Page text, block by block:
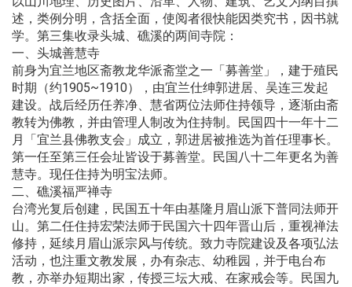
述，类例分明，含括全面，使阅者很快能因类究书，因书就
学。第三集收录头城、礁溪的两间寺院：
一、头城善慧寺
前身为宜兰地区斋教龙华派斋堂之一「募善堂」，建于殖民
时期（约1905~1910），由宜兰仕绅郭进居、吴连三发起
建设。战后经历任养净、慧省两位法师住持领导，逐渐由斋
教转为佛教，并由管理人制改为住持制。民国四十一年十二
月「宜兰县佛教支会」成立，郭进居被推选为首任理事长。
第一任至第三任会址皆设于募善堂。民国八十二年更名为善
慧寺。现任住持为明宝法师。
二、礁溪福严禅寺
台湾光复后创建，民国五十年由基隆月眉山派下普同法师开
山。第二任住持宏荣法师于民国六十四年晋山后，重视禅法
修持，延续月眉山派宗风与传统。致力寺院建设及各项弘法
活动，也注重文教发展，办有杂志、幼稚园，并于电台布
教，亦举办短期出家，传授三坛大戒、在家戒会等。民国九